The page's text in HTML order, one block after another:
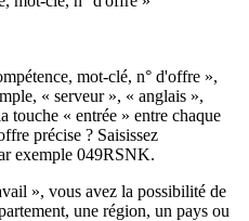
mot-clé, n° d'offre »,
« serveur », « anglais »,
touche « entrée » entre chaque
précise ? Saisissez
exemple 049RSNK.
», vous avez la possibilité de
une région, un pays ou